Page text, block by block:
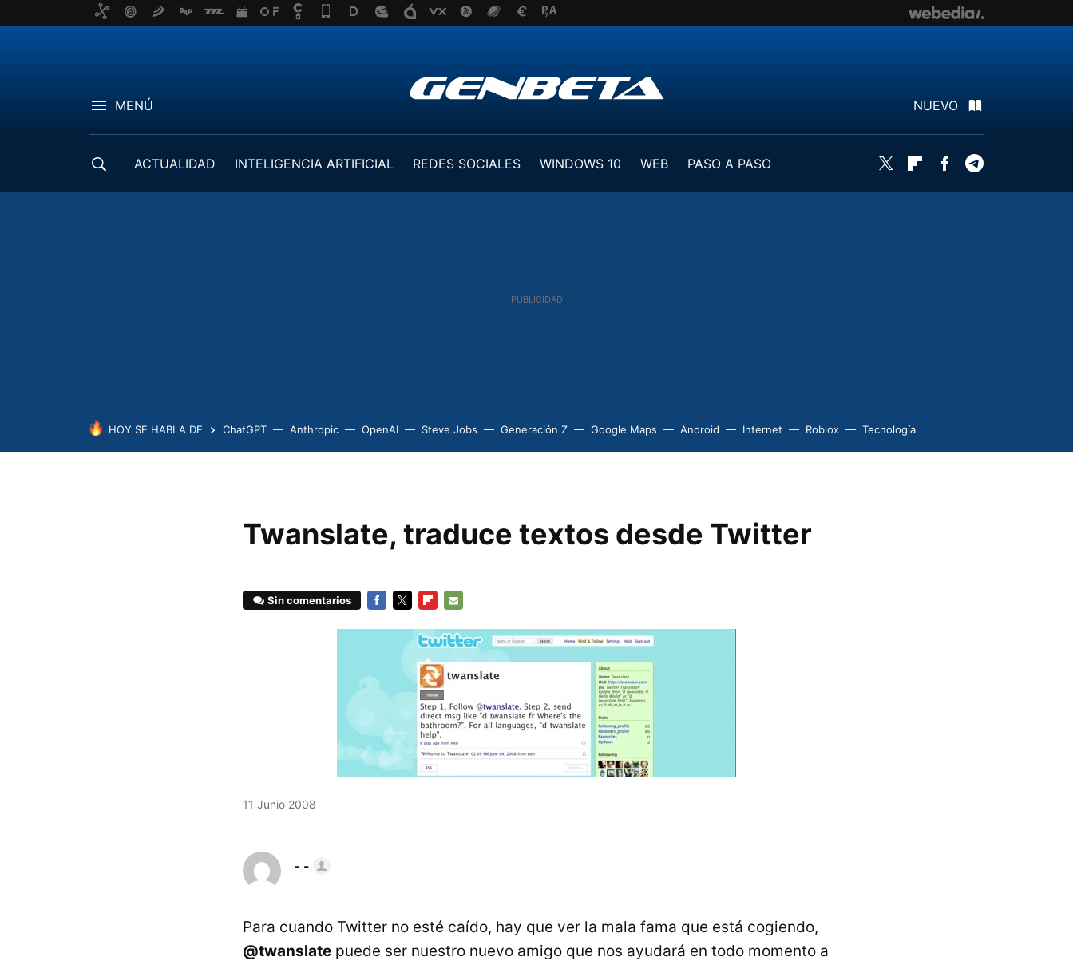
MENÚ NUEVO
ACTUALIDAD INTELIGENCIA ARTIFICIAL REDES SOCIALES WINDOWS 10 WEB
PASO A PASO
Twitter FlipboardFacebook
HOY SE HABLA DE ChatGPT Anthropic OpenAI Steve Jobs Generación Z Google Maps Android Internet Roblox Tecnología
Twanslate, traduce textos desde Twitter
Sin comentarios
MAIL
11 Junio 2008
- -
Para cuando Twitter no esté caído, hay que ver la mala fama que está cogiendo,
@twanslate puede ser nuestro nuevo amigo que nos ayudará en todo momento a